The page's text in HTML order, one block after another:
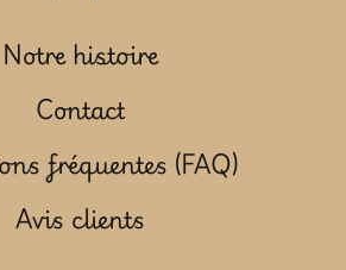
Notre histoire
Contact
fréquentes (FAQ)
Avis clients